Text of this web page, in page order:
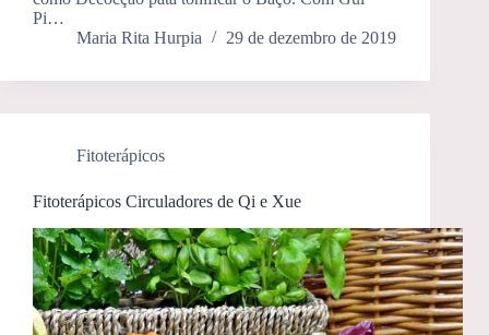
Pi…
Maria Rita Hurpia
29 de dezembro de 2019
Fitoterápicos
Fitoterápicos Circuladores de Qi e Xue